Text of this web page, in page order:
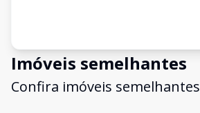
Imóveis semelhantes
Confira imóveis semelhantes